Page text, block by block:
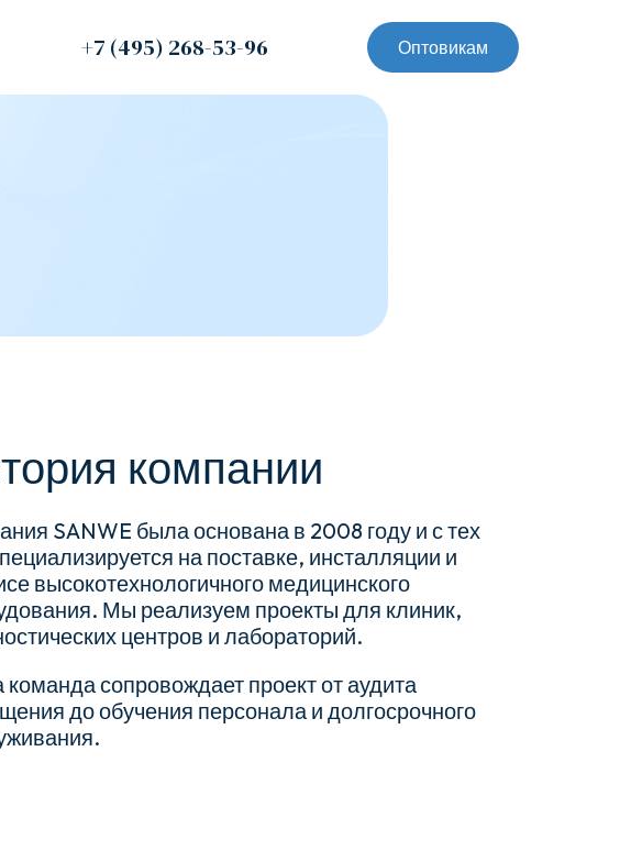
+7 (495) 268-53-96 Оптовикам
компании
SANWE была основана в 2008 году и с тех
на поставке, инсталляции и
высокотехнологичного медицинского
Мы реализуем проекты для клиник,
центров и лабораторий.
сопровождает проект от аудита
до обучения персонала и долгосрочного